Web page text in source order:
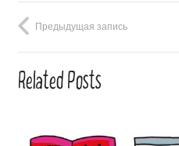
Предыдущая запись
Related Posts